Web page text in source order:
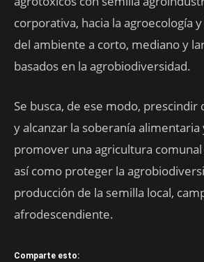
corporativa, hacia la agroecología
del ambiente a corto, mediano y
basados en la agrobiodiversidad.
Se busca, de ese modo,
y alcanzar la soberanía alimentaria
promover una agricultura comunal
así como proteger la
producción de la semilla local,
afrodescendiente.
Comparte esto: